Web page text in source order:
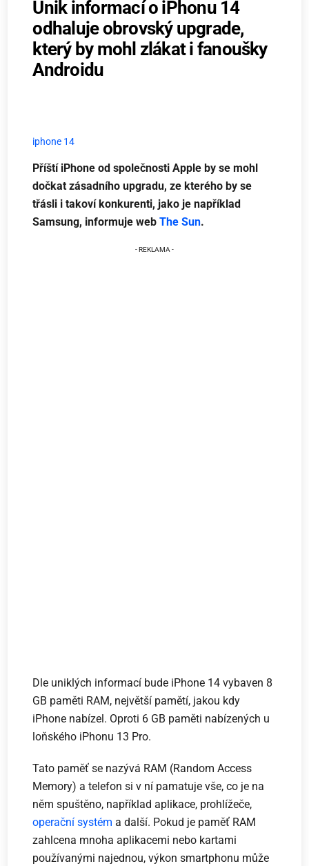
Únik informací o iPhonu 14
odhaluje obrovský upgrade,
který by mohl zlákat i fanoušky
Androidu
iphone 14
Příští iPhone od společnosti Apple by se mohl
dočkat zásadního upgradu, ze kterého by se
třásli i takoví konkurenti, jako je například
Samsung, informuje webThe Sun.
Dle uniklých informací bude iPhone 14 vybaven 8
GB paměti RAM, největší pamětí, jakou kdy
iPhone nabízel. Oproti 6 GB paměti nabízených u
loňského iPhonu 13 Pro.
Tato paměť se nazývá RAM (Random Access
Memory) a telefon si v ní pamatuje vše, co je na
něm spuštěno, například aplikace, prohlížeče,
operační systém a další. Pokud je paměť RAM
zahlcena mnoha aplikacemi nebo kartami
používanými najednou, výkon smartphonu může